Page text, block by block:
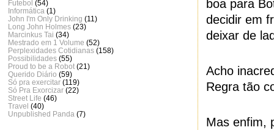
boa para
decidir em
deixar de
Acho
Regra tão
Mas enfim,
Futebol (54)
Informática (1)
John I'm Only Drinking (11)
Long John Holmes (23)
Marcinkus Tai (34)
Mestrado em 1 Volume (52)
Perplexidades Cotidianas (158)
Possibilidades (55)
Proud to be a Robot (21)
Querido Diário (59)
Só pra exercitar (119)
Só Pra Exorcizar (22)
Street Life (46)
Travel (40)
Unpublished Panda (7)